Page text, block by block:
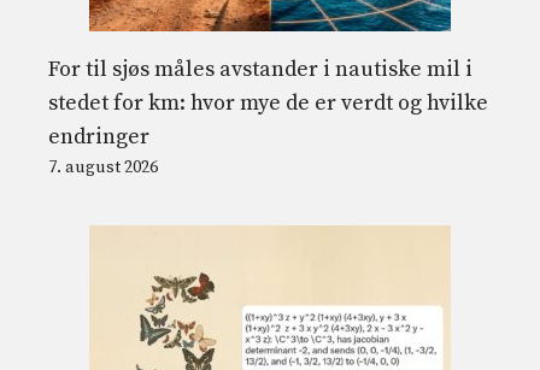
For til sjøs måles avstander i nautiske mil i
stedet for km: hvor mye de er verdt og hvilke
endringer
7. august 2026